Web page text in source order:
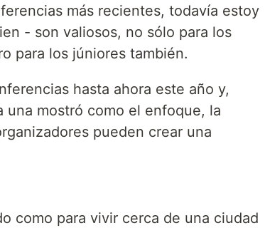
más recientes, todavía estoy
- son valiosos, no sólo para los
para los júniores también.
hasta ahora este año y,
una mostró como el enfoque, la
pueden crear una
como para vivir cerca de una ciudad